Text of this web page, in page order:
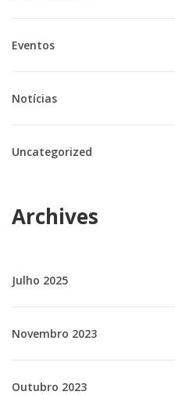
Eventos
Notícias
Uncategorized
Archives
Julho 2025
Novembro 2023
Outubro 2023